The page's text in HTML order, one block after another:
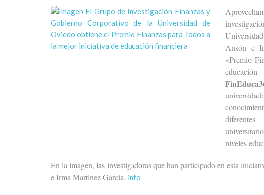
Ansón e
«Premio
niveles
En la imagen, las investigadoras que han participado en esta
e Irma Martínez García. info